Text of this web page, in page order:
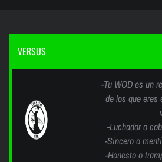
VERSUS
-Tu WOD es un
de los que eres
-Luchador o
-Sincero o
-Honesto o